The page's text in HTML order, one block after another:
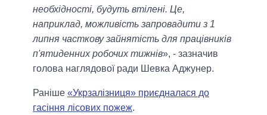
необхідності, будуть втілені. Це,
наприклад, можливість запровадити з 1
липня часткову зайнятість для працівників
п'ятиденних робочих тижнів», - зазначив
голова наглядової ради Шевка Аджунер.
Раніше «Укрзалізниця» приєдналася до
гасіння лісових пожеж.